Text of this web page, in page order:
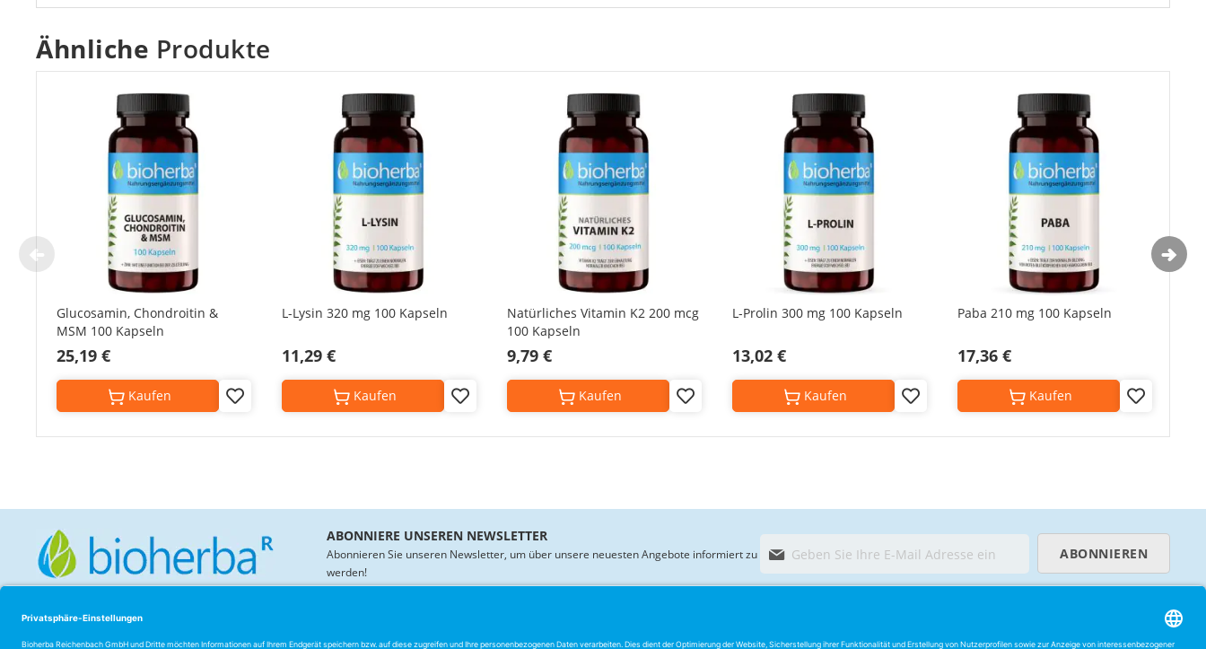
Ähnliche Produkte
Glucosamin, Chondroitin &
MSM 100 Kapseln
25,19 €
Add
Wish
Kaufen
L-Lysin 320 mg 100 Kapseln
11,29 €
Add
Wish
Kaufen
Natürliches Vitamin K2 200 mcg
100 Kapseln
9,79 €
Add
Wish
Kaufen
L-Prolin 300 mg 100 Kapseln
13,02 €
Add
Wish
Kaufen
Paba 210 mg 100 Kapseln
17,36 €
Add
Wish
Kaufen
ABONNIERE UNSEREN NEWSLETTER
Abonnieren Sie unseren Newsletter, um über unsere neuesten Angebote informiert zu
werden!
M
l
ABONNIEREN
KONTAKT